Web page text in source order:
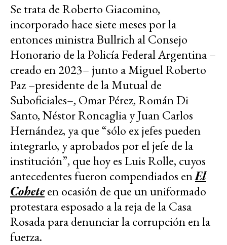
Se trata de Roberto Giacomino,
incorporado hace siete meses por la
entonces ministra Bullrich al Consejo
Honorario de la Policía Federal Argentina –
creado en 2023– junto a Miguel Roberto
Paz –presidente de la Mutual de
Suboficiales–, Omar Pérez, Román Di
Santo, Néstor Roncaglia y Juan Carlos
Hernández, ya que “sólo ex jefes pueden
integrarlo, y aprobados por el jefe de la
institución”, que hoy es Luis Rolle, cuyos
antecedentes fueron compendiados enEl
Coheteen ocasión de que un uniformado
protestara esposado a la reja de la Casa
Rosada para denunciar la corrupción en la
fuerza.